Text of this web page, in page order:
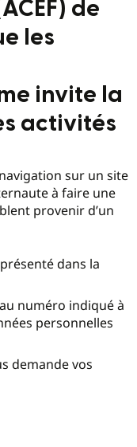
de
les
invite la
activités
sur un site
à faire une
provenir d’un
dans la
numéro indiqué à
personnelles
demande vos